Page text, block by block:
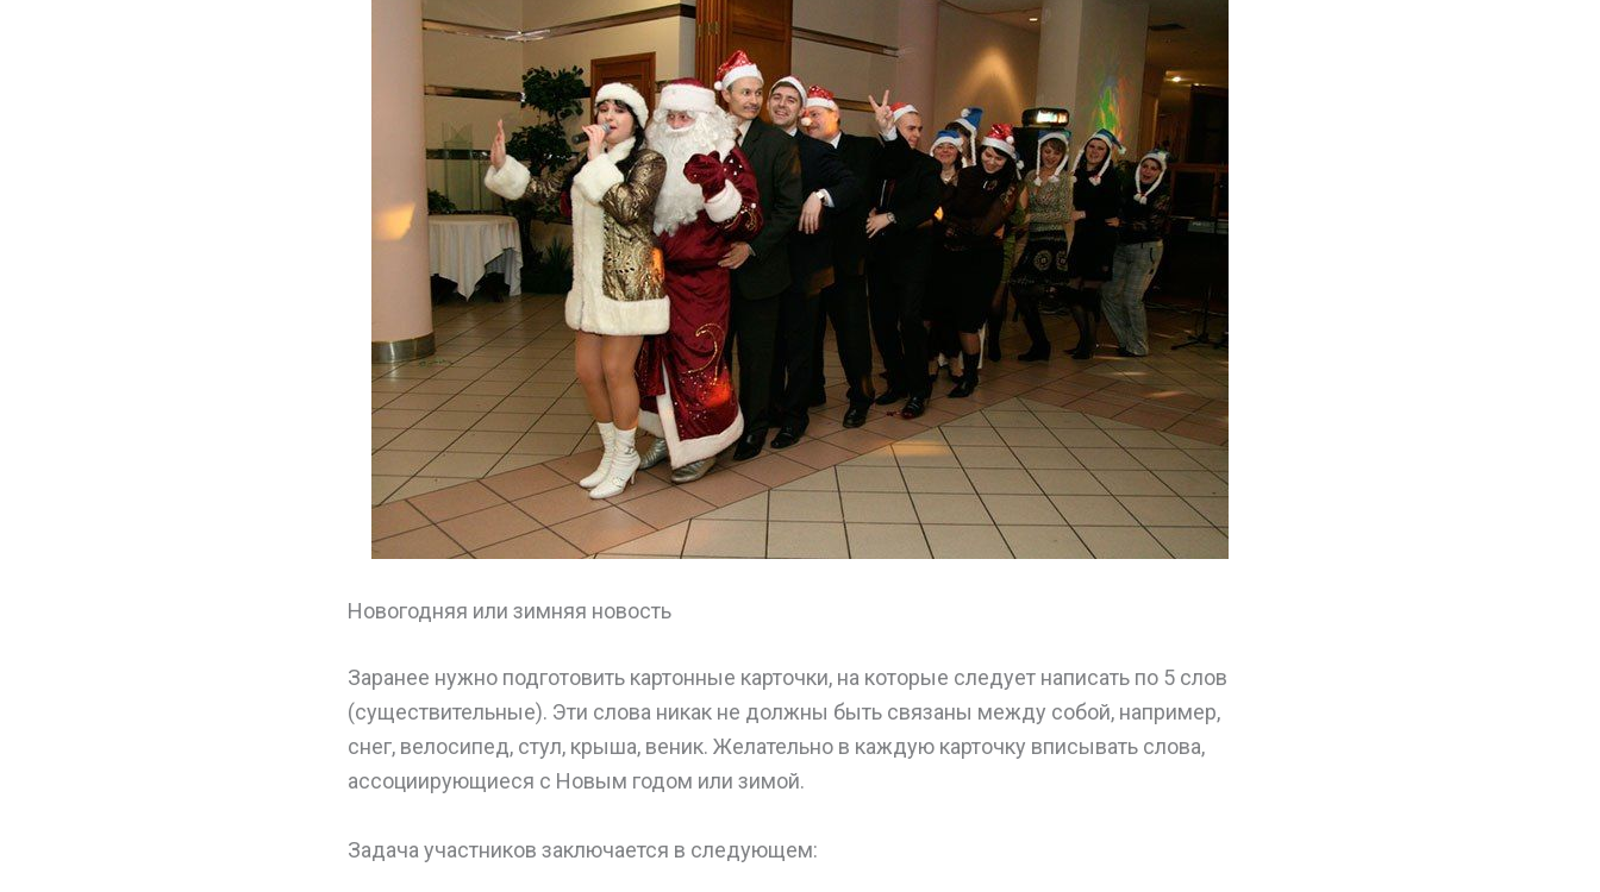
Новогодняя или зимняя новость
Заранее нужно подготовить картонные карточки, на которые следует написать по 5 слов
(существительные). Эти слова никак не должны быть связаны между собой, например,
снег, велосипед, стул, крыша, веник. Желательно в каждую карточку вписывать слова,
ассоциирующиеся с Новым годом или зимой.
Задача участников заключается в следующем: